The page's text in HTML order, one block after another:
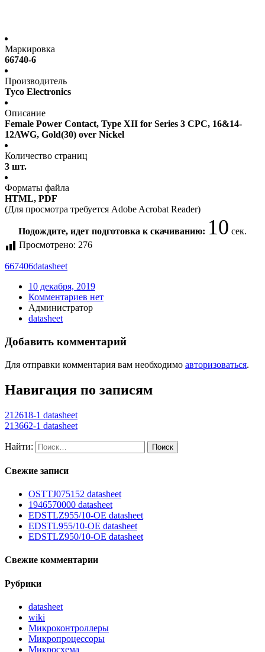
Маркировка
66740-6
Производитель
Tyco Electronics
Описание
Female Power Contact, Type XII for Series 3 CPC, 16&14-
12AWG, Gold(30) over Nickel
Количество страниц
3 шт.
Форматы файла
HTML, PDF
(Для просмотра требуется Adobe Acrobat Reader)
Подождите, идет подготовка к скачиванию: 10 сек.
Просмотрено: 276
667406datasheet
10 декабря, 2019
Комментариев нет
Администратор
datasheet
Добавить комментарий
Для отправки комментария вам необходимо авторизоваться.
Навигация по записям
212618-1 datasheet
213662-1 datasheet
Найти:
Свежие записи
OSTTJ075152 datasheet
1946570000 datasheet
EDSTLZ955/10-OE datasheet
EDSTL955/10-OE datasheet
EDSTLZ950/10-OE datasheet
Свежие комментарии
Рубрики
datasheet
wiki
Микроконтроллеры
Микропроцессоры
Микросхема